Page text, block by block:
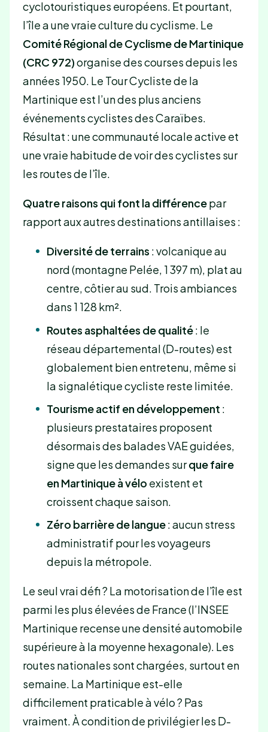
cyclotouristiques européens. Et pourtant,
l’île a une vraie culture du cyclisme. Le
Comité Régional de Cyclisme de Martinique
(CRC 972)organise des courses depuis les
années 1950. Le Tour Cycliste de la
Martinique est l’un des plus anciens
événements cyclistes des Caraïbes.
Résultat : une communauté locale active et
une vraie habitude de voir des cyclistes sur
les routes de l’île.
Quatre raisons qui font la différencepar
rapport aux autres destinations antillaises :
Diversité de terrains : volcanique au
nord (montagne Pelée, 1 397 m), plat au
centre, côtier au sud. Trois ambiances
dans 1 128 km².
Routes asphaltées de qualité: le
réseau départemental (D-routes) est
globalement bien entretenu, même si
la signalétique cycliste reste limitée.
Tourisme actif en développement :
plusieurs prestataires proposent
désormais des balades VAE guidées,
signe que les demandes surque faire
en Martinique à vélo existent et
croissent chaque saison.
Zéro barrière de langue: aucun stress
administratif pour les voyageurs
depuis la métropole.
Le seul vrai défi ? La motorisation de l’île est
parmi les plus élevées de France (l’INSEE
Martinique recense une densité automobile
supérieure à la moyenne hexagonale). Les
routes nationales sont chargées, surtout en
semaine. La Martinique est-elle
difficilement praticable à vélo ? Pas
vraiment. À condition de privilégier les D-